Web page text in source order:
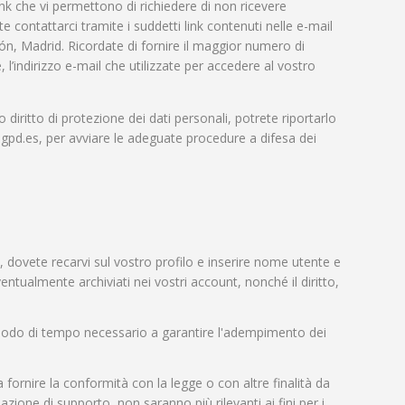
che vi permettono di richiedere di non ricevere
contattarci tramite i suddetti link contenuti nelle e-mail
Madrid. Ricordate di fornire il maggior numero di
e-mail che utilizzate per accedere al vostro
diritto di protezione dei dati personali, potrete riportarlo
per avviare le adeguate procedure a difesa dei
recarvi sul vostro profilo e inserire nome utente e
archiviati nei vostri account, nonché il diritto,
di tempo necessario a garantire l'adempimento dei
la conformità con la legge o con altre finalità da